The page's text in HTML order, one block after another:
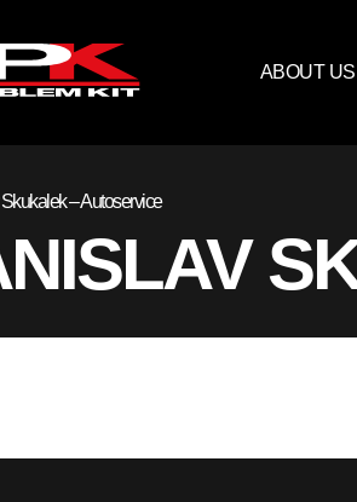
ABOUT US
– Autoservice